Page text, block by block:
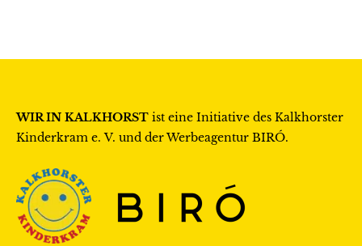
WIR IN KALKHORST ist eine Initiative des Kalkhorster
Kinderkram e. V. und der Werbeagentur BIRÓ.